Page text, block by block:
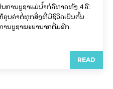
ການບູຊາແມ່ນໍ້າກໍຄືທາດທັງ 4 ຄື:
ຄຸນຄ່າຕໍ່ທຸກສິ່ງທີ່ມີຊີວິດເປັນຕົ້ນ
ານບູຊາພະຍານາກຕື່ມອີກ.
READ